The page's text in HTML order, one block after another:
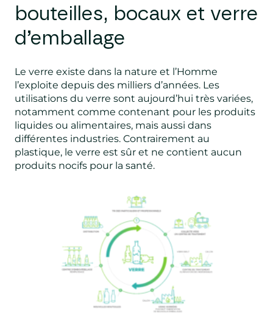
bouteilles, bocaux et verre
d’emballage
Le verre existe dans la nature et l’Homme
l’exploite depuis des milliers d’années. Les
utilisations du verre sont aujourd’hui très variées,
notamment comme contenant pour les produits
liquides ou alimentaires, mais aussi dans
différentes industries. Contrairement au
plastique, le verre est sûr et ne contient aucun
produits nocifs pour la santé.